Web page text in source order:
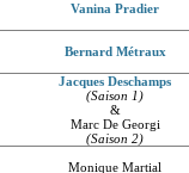
Vanina Pradier
Bernard Métraux
Jacques Deschamps
(Saison 1)
&
Marc De Georgi
(Saison 2)
Monique Martial